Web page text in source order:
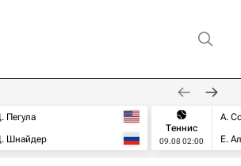
Пегула
Шнайдер
Теннис
09.08 02:00
А.
Е.